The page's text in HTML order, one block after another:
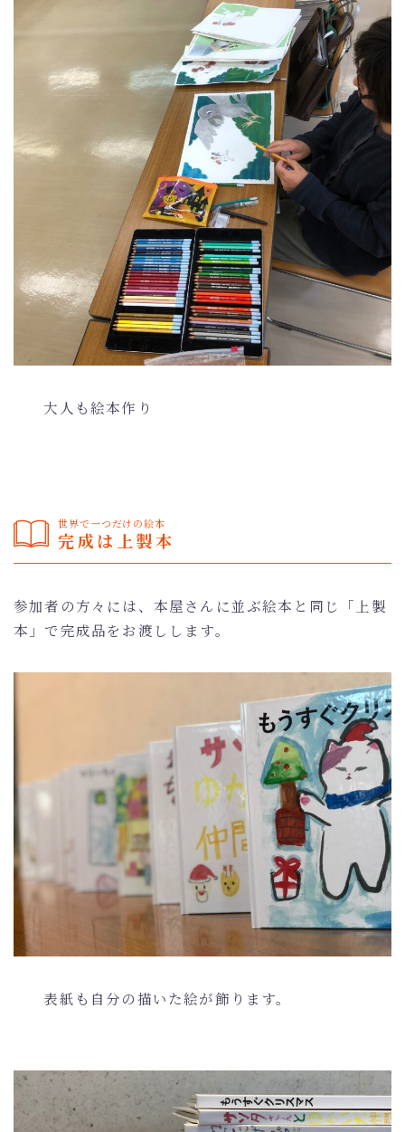
大人も絵本作り
世界で一つだけの絵本
完成は上製本
参加者の方々には、本屋さんに並ぶ絵本と同じ「上製
本」で完成品をお渡しします。
表紙も自分の描いた絵が飾ります。